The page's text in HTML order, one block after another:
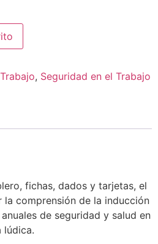
, Seguridad en el Trabajo
fichas, dados y tarjetas, el
la comprensión de la inducción
de seguridad y salud en
lúdica.